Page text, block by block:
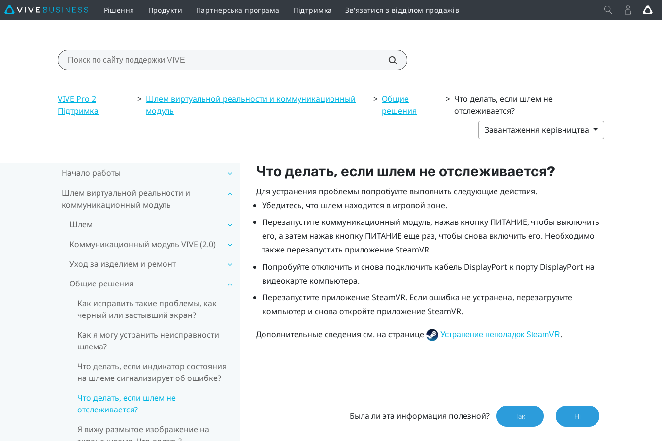
Рішення Продукти Партнерська програма Підтримка Зв'язатися з відділом продажів
VIVE Pro 2
Підтримка
> Шлем виртуальной реальности и коммуникационный
модуль
> Общие
решения
> Что делать, если шлем не
отслеживается?
Завантаження керівництва
Начало работы
Шлем виртуальной реальности и
коммуникационный модуль
Шлем
Коммуникационный модуль VIVE (2.0)
Уход за изделием и ремонт
Общие решения
Как исправить такие проблемы, как
черный или застывший экран?
Как я могу устранить неисправности
шлема?
Что делать, если индикатор состояния
на шлеме сигнализирует об ошибке?
Что делать, если шлем не
отслеживается?
Я вижу размытое изображение на
Что делать, если шлем не отслеживается?
Для устранения проблемы попробуйте выполнить следующие действия.
Убедитесь, что шлем находится в игровой зоне.
Перезапустите коммуникационный модуль, нажав кнопку ПИТАНИЕ, чтобы выключить
его, а затем нажав кнопку ПИТАНИЕ еще раз, чтобы снова включить его. Необходимо
также перезапустить приложение SteamVR.
Попробуйте отключить и снова подключить кабель DisplayPortк порту DisplayPortна
видеокарте компьютера.
Перезапустите приложение SteamVR. Если ошибка не устранена, перезагрузите
компьютер и снова откройте приложение SteamVR.
Дополнительные сведения см. на странице Устранение неполадок SteamVR.
Была ли эта информация полезной? Так Ні